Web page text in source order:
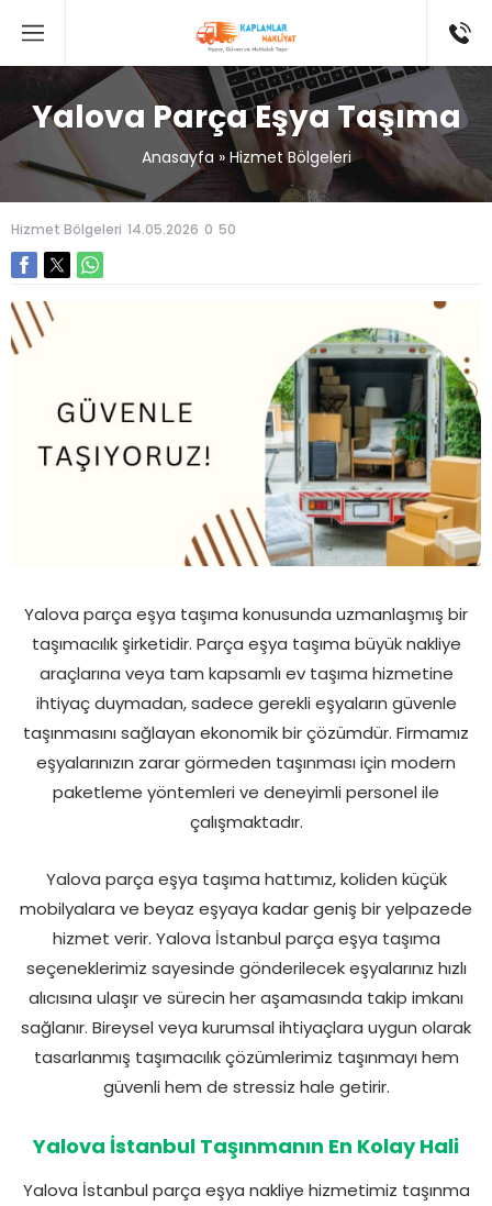
Yalova Parça Eşya Taşıma
Anasayfa » Hizmet Bölgeleri
Hizmet Bölgeleri 14.05.2026 0 50
Yalova parça eşya taşıma konusunda uzmanlaşmış bir
taşımacılık şirketidir. Parça eşya taşıma büyük nakliye
araçlarına veya tam kapsamlı ev taşıma hizmetine
ihtiyaç duymadan, sadece gerekli eşyaların güvenle
taşınmasını sağlayan ekonomik bir çözümdür. Firmamız
eşyalarınızın zarar görmeden taşınması için modern
paketleme yöntemleri ve deneyimli personel ile
çalışmaktadır.
Yalova parça eşya taşıma hattımız, koliden küçük
mobilyalara ve beyaz eşyaya kadar geniş bir yelpazede
hizmet verir. Yalova İstanbul parça eşya taşıma
seçeneklerimiz sayesinde gönderilecek eşyalarınız hızlı
alıcısına ulaşır ve sürecin her aşamasında takip imkanı
sağlanır. Bireysel veya kurumsal ihtiyaçlara uygun olarak
tasarlanmış taşımacılık çözümlerimiz taşınmayı hem
güvenli hem de stressiz hale getirir.
Yalova İstanbul Taşınmanın En Kolay Hali
Yalova İstanbul parça eşya nakliye hizmetimiz taşınma